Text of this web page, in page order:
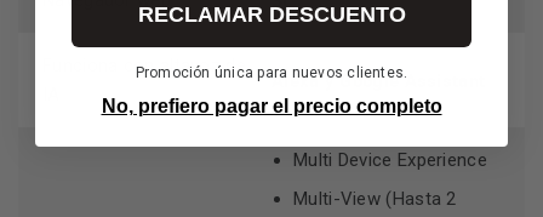
Funciona con altavoz de
Alexa y Google Assistant
Multi Device Experience
Multi-View (Hasta 2
RECLAMAR DESCUENTO
Promoción única para nuevos clientes.
No, prefiero pagar el precio completo